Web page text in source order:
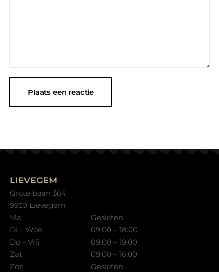
LIEVEGEM
Grote baan 364
9930 Lievegem
Ma
Gesloten
Di – Woe
09:00 – 18:00
Do – Vrij
09:00 – 19:00
Zat
09:00 – 16:00
Zon
Gesloten